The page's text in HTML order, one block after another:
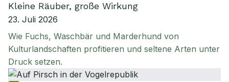
Kleine Räuber, große Wirkung
23. Juli 2026
Wie Fuchs, Waschbär und Marderhund von
Kulturlandschaften profitieren und seltene Arten unter
Druck setzen.